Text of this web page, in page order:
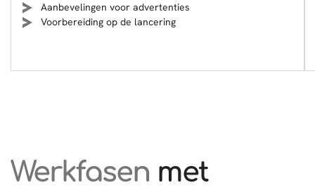
Aanbevelingen voor advertenties
Voorbereiding op de lancering
Werkfasen met